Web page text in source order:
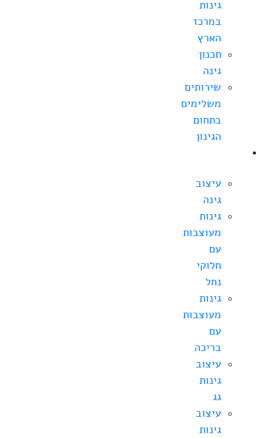
גינות
במרכז
הארץ
תכנון
גינה
שירותים
משלימים
בתחום
הגינון
עיצוב
גינה
גינות
מעוצבות
עם
חלוקי
נחל
גינות
מעוצבות
עם
בריכה
עיצוב
גינות
גג
עיצוב
גינות